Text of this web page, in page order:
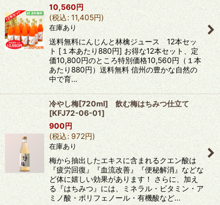
10,560円
(税込: 11,405円)
在庫あり
送料無料にんじんと林檎ジュース 12本セッ
ト [１本あたり880円] お得な12本セット、定
価10,800円のところ特別価格10,560円（１本
あたり880円）送料無料 信州の豊かな自然の
中で育…
冷やし梅[720ml] 飲む梅はちみつ仕立て
[KFJ72-06-01]
900円
(税込: 972円)
在庫あり
梅から抽出したエキスに含まれるクエン酸は
『疲労回復』『血流改善』『便秘解消』などな
ど体に嬉しい効果があります！ さらに、加え
る『はちみつ』には、ミネラル・ビタミン・ア
ミノ酸・ポリフェノール・有機酸など…